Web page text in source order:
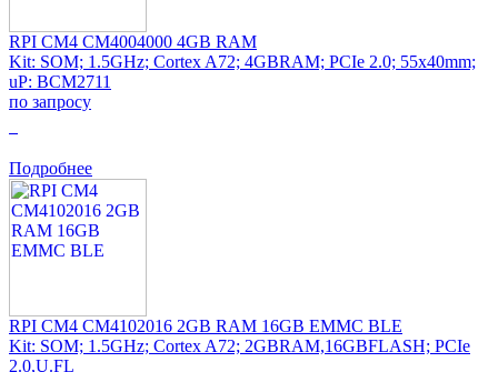
RPI CM4 CM4004000 4GB RAM
Kit: SOM; 1.5GHz; Cortex A72; 4GBRAM; PCIe 2.0; 55x40mm;
uP: BCM2711
по запросу
Подробнее
RPI CM4 CM4102016 2GB RAM 16GB EMMC BLE
Kit: SOM; 1.5GHz; Cortex A72; 2GBRAM,16GBFLASH; PCIe
2.0,U.FL